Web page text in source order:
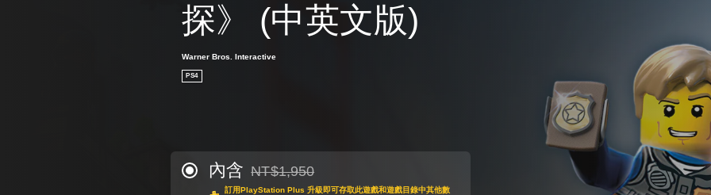
探》 (中英文版)
Warner Bros. Interactive
PS4
內含 折扣前原價為NT$1,950
NT$1,950
訂用PlayStation Plus 升級即可存取此遊戲和遊戲目錄中其他數